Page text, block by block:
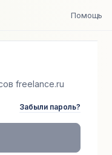
Помощь
freelance.ru
Забыли пароль?